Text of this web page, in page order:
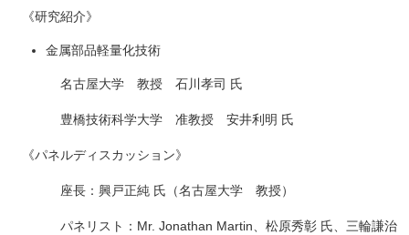
《研究紹介》
金属部品軽量化技術
名古屋大学 教授 石川孝司 氏
豊橋技術科学大学 准教授 安井利明 氏
《パネルディスカッション》
座長：興戸正純 氏（名古屋大学 教授）
パネリスト：Mr. Jonathan Martin、松原秀彰 氏、三輪謙治